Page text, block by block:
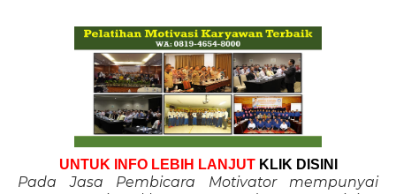
UNTUK INFO LEBIH LANJUT KLIK DISINI
Pada Jasa Pembicara Motivator mempunyai